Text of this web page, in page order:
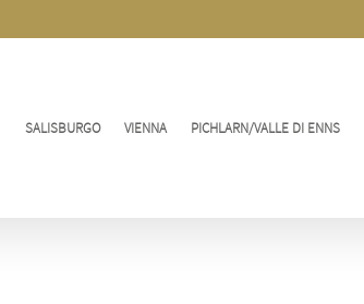
SALISBURGO VIENNA PICHLARN/VALLE DI ENNS